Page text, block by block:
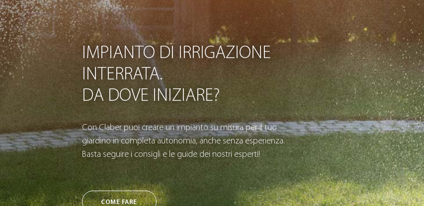
IMPIANTO DI IRRIGAZIONE
INTERRATA.
DA DOVE INIZIARE?
Con Claber puoi creare un impianto su misura per il tuo
giardino in completa autonomia, anche senza esperienza.
Basta seguire i consigli e le guide dei nostri esperti!
COME FARE